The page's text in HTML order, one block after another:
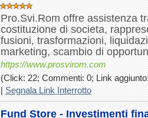
Pro.Svi.Rom offre assistenza
costituzione di societa,
fusioni, trasformazioni,
marketing, scambio di
https://www.prosvirom.com
(Click: 22; Commenti: 0; Link
|Segnala Link Interrotto
Fund Store - Investimenti